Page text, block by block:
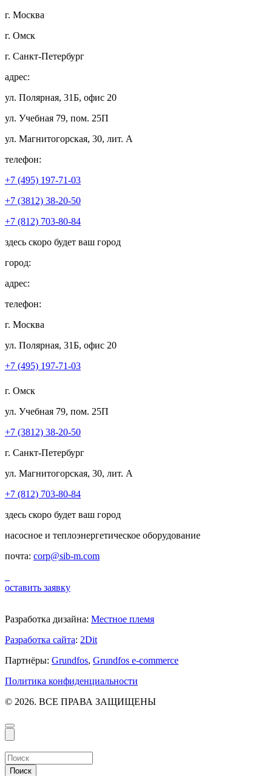
г. Москва
г. Омск
г. Санкт-Петербург
адрес:
ул. Полярная, 31Б, офис 20
ул. Учебная 79, пом. 25П
ул. Магнитогорская, 30, лит. А
телефон:
+7 (495) 197-71-03
+7 (3812) 38-20-50
+7 (812) 703-80-84
здесь скоро будет ваш город
город:
адрес:
телефон:
г. Москва
ул. Полярная, 31Б, офис 20
+7 (495) 197-71-03
г. Омск
ул. Учебная 79, пом. 25П
+7 (3812) 38-20-50
г. Санкт-Петербург
ул. Магнитогорская, 30, лит. А
+7 (812) 703-80-84
здесь скоро будет ваш город
насосное и теплоэнергетическое оборудование
почта: corp@sib-m.com
оставить заявку
Разработка дизайна: Местное племя
Разработка сайта: 2Dit
Партнёры: Grundfos, Grundfos e-commerce
Политика конфиденциальности
© 2026. ВСЕ ПРАВА ЗАЩИЩЕНЫ
Поиск